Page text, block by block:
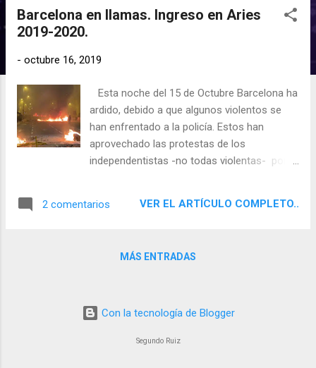
Barcelona en llamas. Ingreso en Aries
2019-2020.
- octubre 16, 2019
Esta noche del 15 de Octubre Barcelona ha
ardido, debido a que algunos violentos se
han enfrentado a la policía. Estos han
aprovechado las protestas de los
independentistas -no todas violentas- por la
sedición y malversación de fondos públicos,
2 comentarios VER EL ARTÍCULO COMPLETO..
MÁS ENTRADAS
Con la tecnología de Blogger
Segundo Ruiz